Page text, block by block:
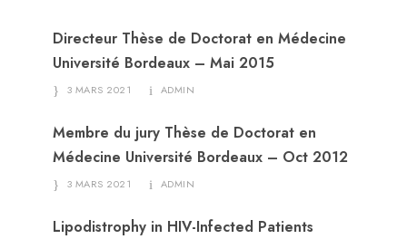
Directeur Thèse de Doctorat en Médecine
Université Bordeaux – Mai 2015
3 MARS 2021 ADMIN
Membre du jury Thèse de Doctorat en
Médecine Université Bordeaux – Oct 2012
3 MARS 2021 ADMIN
Lipodistrophy in HIV-Infected Patients